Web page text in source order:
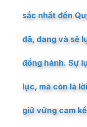
sắc nhất đến
đã, đang và sẽ
đồng hành. Sự
lực, mà còn là
giữ vững cam